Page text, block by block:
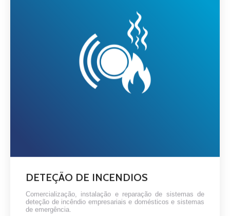
DETEÇÃO DE INCENDIOS
Comercialização, instalação e reparação de sistemas de
deteção de incêndio empresariais e domésticos e sistemas
de emergência.